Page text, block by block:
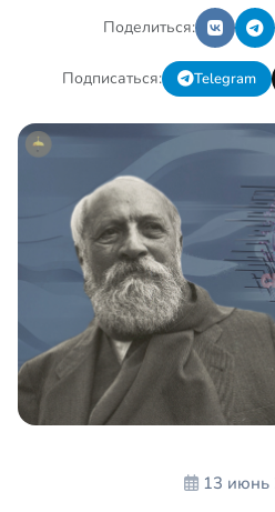
Поделиться:
Подписаться: Telegram
13 июнь